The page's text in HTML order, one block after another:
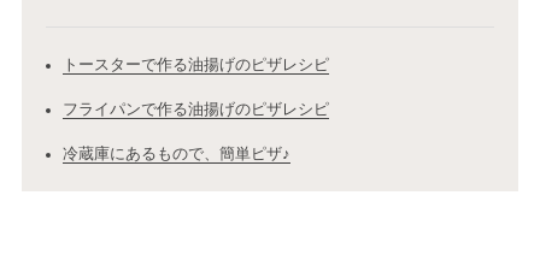
トースターで作る油揚げのピザレシピ
フライパンで作る油揚げのピザレシピ
冷蔵庫にあるもので、簡単ピザ♪